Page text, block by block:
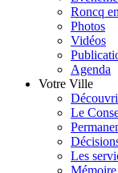
Roncq
Photos
Vidéos
Agenda
Votre Ville
Le
Les